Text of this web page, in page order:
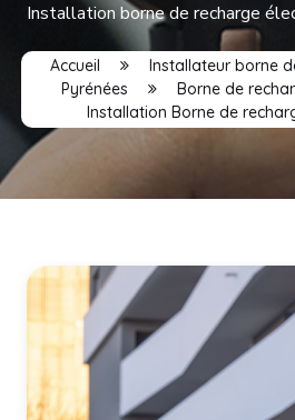
Installation borne de recharge
Accueil Installateur borne
Pyrénées
Borne de
Installation Borne de